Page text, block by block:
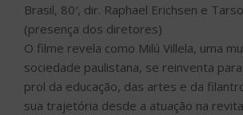
Brasil, 80′, dir. Raphael Erichsen e
(presença dos diretores)
O filme revela como Milú Villela, uma
sociedade paulistana, se reinventa
prol da educação, das artes e da
sua trajetória desde a atuação na